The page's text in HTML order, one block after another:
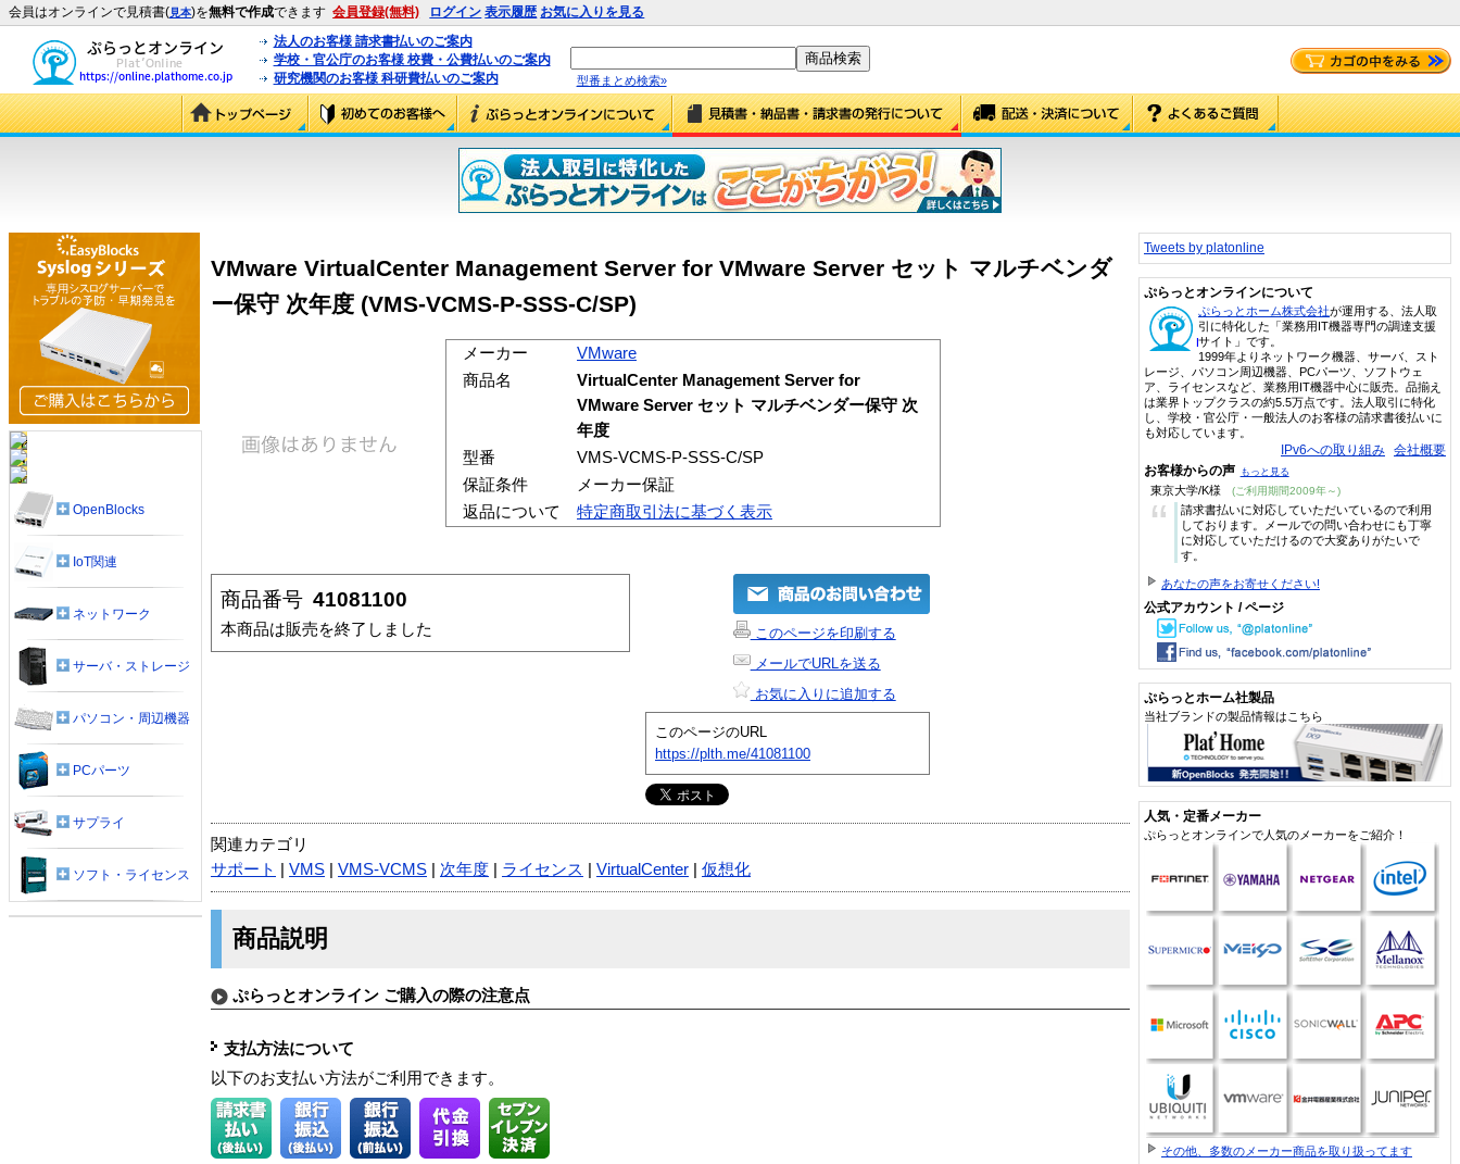
会員はオンラインで見積書(見本)を無料で作成できます 会員登録(無料) ログイン 表示履歴 お気に入りを見る
法人のお客様 請求書払いのご案内
学校・官公庁のお客様 校費・公費払いのご案内
研究機関のお客様 科研費払いのご案内
型番まとめ検索»
VMware VirtualCenter Management Server for VMware Server セット マルチベンダ
ー保守 次年度 (VMS-VCMS-P-SSS-C/SP)
メーカー
VMware
商品名
VirtualCenter Management Server for
VMware Server セット マルチベンダー保守 次
年度
型番
VMS-VCMS-P-SSS-C/SP
保証条件
メーカー保証
返品について
特定商取引法に基づく表示
商品番号 41081100
本商品は販売を終了しました
このページを印刷する
メールでURLを送る
お気に入りに追加する
このページのURL
https://plth.me/41081100
関連カテゴリ
サポート
VMS VMS-VCMS 次年度 ライセンス VirtualCenter 仮想化
商品説明
ぷらっとオンライン ご購入の際の注意点
支払方法について
以下のお支払い方法がご利用できます。
OpenBlocks
IoT関連
ネットワーク
サーバ・ストレージ
パソコン・周辺機器
PCパーツ
サプライ
ソフト・ライセンス
Tweets by platonline
ぷらっとオンラインについて
ぷらっとホーム株式会社が運用する、法人取
引に特化した「業務用IT機器専門の調達支援
サイト」です。
1999年よりネットワーク機器、サーバ、スト
レージ、パソコン周辺機器、PCパーツ、ソフトウェ
ア、ライセンスなど、業務用IT機器中心に販売。品揃え
は業界トップクラスの約5.5万点です。法人取引に特化
し、学校・官公庁・一般法人のお客様の請求書後払いに
も対応しています。
IPv6への取り組み 会社概要
お客様からの声 もっと見る
東京大学/K様 (ご利用期間2009年～)
“
請求書払いに対応していただいているので利用
しております。メールでの問い合わせにも丁寧
に対応していただけるので大変ありがたいで
す。
あなたの声をお寄せください!
公式アカウント / ページ
ぷらっとホーム社製品
当社ブランドの製品情報はこちら
人気・定番メーカー
ぷらっとオンラインで人気のメーカーをご紹介！
その他、多数のメーカー商品を取り扱ってます